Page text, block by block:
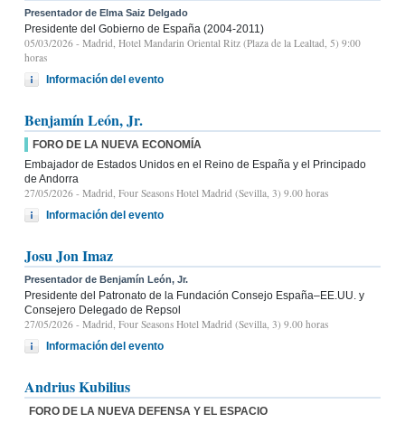
Presentador de Elma Saiz Delgado
Presidente del Gobierno de España (2004-2011)
05/03/2026 - Madrid, Hotel Mandarin Oriental Ritz (Plaza de la Lealtad, 5) 9:00
horas
Información del evento
Benjamín León, Jr.
FORO DE LA NUEVA ECONOMÍA
Embajador de Estados Unidos en el Reino de España y el Principado
de Andorra
27/05/2026 - Madrid, Four Seasons Hotel Madrid (Sevilla, 3) 9.00 horas
Información del evento
Josu Jon Imaz
Presentador de Benjamín León, Jr.
Presidente del Patronato de la Fundación Consejo España–EE.UU. y
Consejero Delegado de Repsol
27/05/2026 - Madrid, Four Seasons Hotel Madrid (Sevilla, 3) 9.00 horas
Información del evento
Andrius Kubilius
FORO DE LA NUEVA DEFENSA Y EL ESPACIO